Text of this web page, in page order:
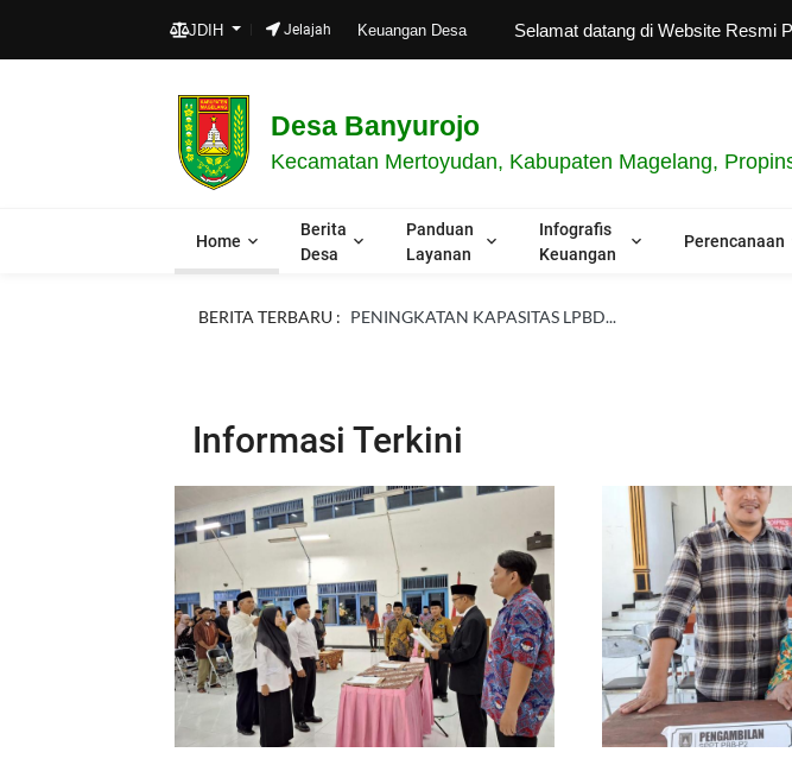
JDIH Jelajah Keuangan DesaSelamat datang di Website Resmi
Desa Banyurojo
Kecamatan Mertoyudan, Kabupaten Magelang,
Home
Berita
Desa
Panduan
Layanan
Infografis
Keuangan
Perencanaan
BERITA TERBARU : PENINGKATAN KAPASITAS LPBD...
Informasi Terkini